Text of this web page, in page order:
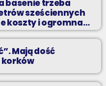
basenie trzeba
sześciennych
koszty i ogromna
Mają dość